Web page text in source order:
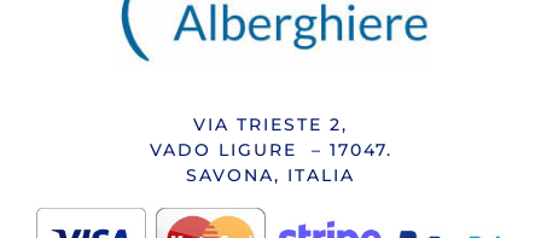
VIA TRIESTE 2,
VADO LIGURE – 17047.
SAVONA, ITALIA